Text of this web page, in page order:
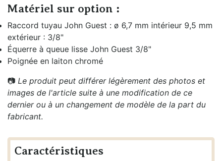
Matériel sur option :
Raccord tuyau John Guest : ø 6,7 mm intérieur 9,5 mm
extérieur : 3/8"
Équerre à queue lisse John Guest 3/8"
Poignée en laiton chromé
📷 Le produit peut différer légèrement des photos et
images de l'article suite à une modification de ce
dernier ou à un changement de modèle de la part du
fabricant.
Caractéristiques